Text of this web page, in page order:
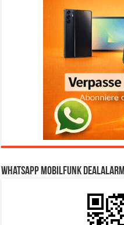
WhatsApp Mobilfunk DealAlarm